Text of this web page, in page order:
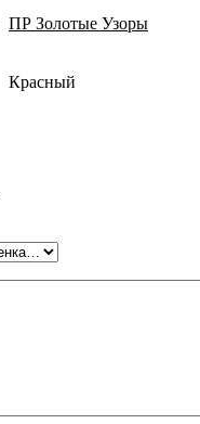
ПР Золотые Узоры
Красный